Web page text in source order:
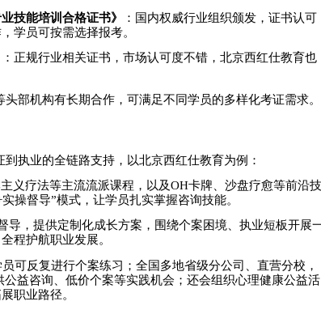
技能培训合格证书》
：国内权威行业组织颁发，证书认可
学员可按需选择报考。
：正规行业相关证书，市场认可度不错，北京西红仕教育也
部机构有长期合作，可满足不同学员的多样化考证需求。
执业的全链路支持，以北京西红仕教育为例：
义疗法等主流流派课程，以及OH卡牌、沙盘疗愈等前沿技
操督导”模式，让学员扎实掌握咨询技能。
导，提供定制化成长方案，围绕个案困境、执业短板开展
程护航职业发展。
可反复进行个案练习；全国多地省级分公司、直营分校，
公益咨询、低价个案等实践机会；还会组织心理健康公益活
职业路径。